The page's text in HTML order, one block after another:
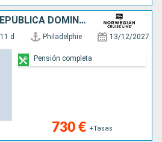
ESTADOS UNIDOS, REPÚBLICA DOMINICANA, PORTO RICO, ANTIGUA Y BARBUDA, SAN MARTÍN
11 d Philadelphie 13/12/2027
730 € +Tasas
Pensión completa